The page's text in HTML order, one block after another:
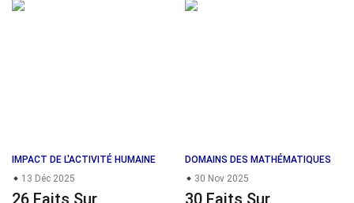
IMPACT DE L'ACTIVITÉ HUMAINE
13 Déc 2025
26 Faits Sur
DOMAINS DES MATHÉMATIQUES
30 Nov 2025
30 Faits Sur